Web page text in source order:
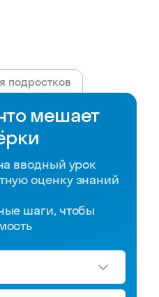
подростков
мешает
вводный урок
оценку знаний
шаги, чтобы